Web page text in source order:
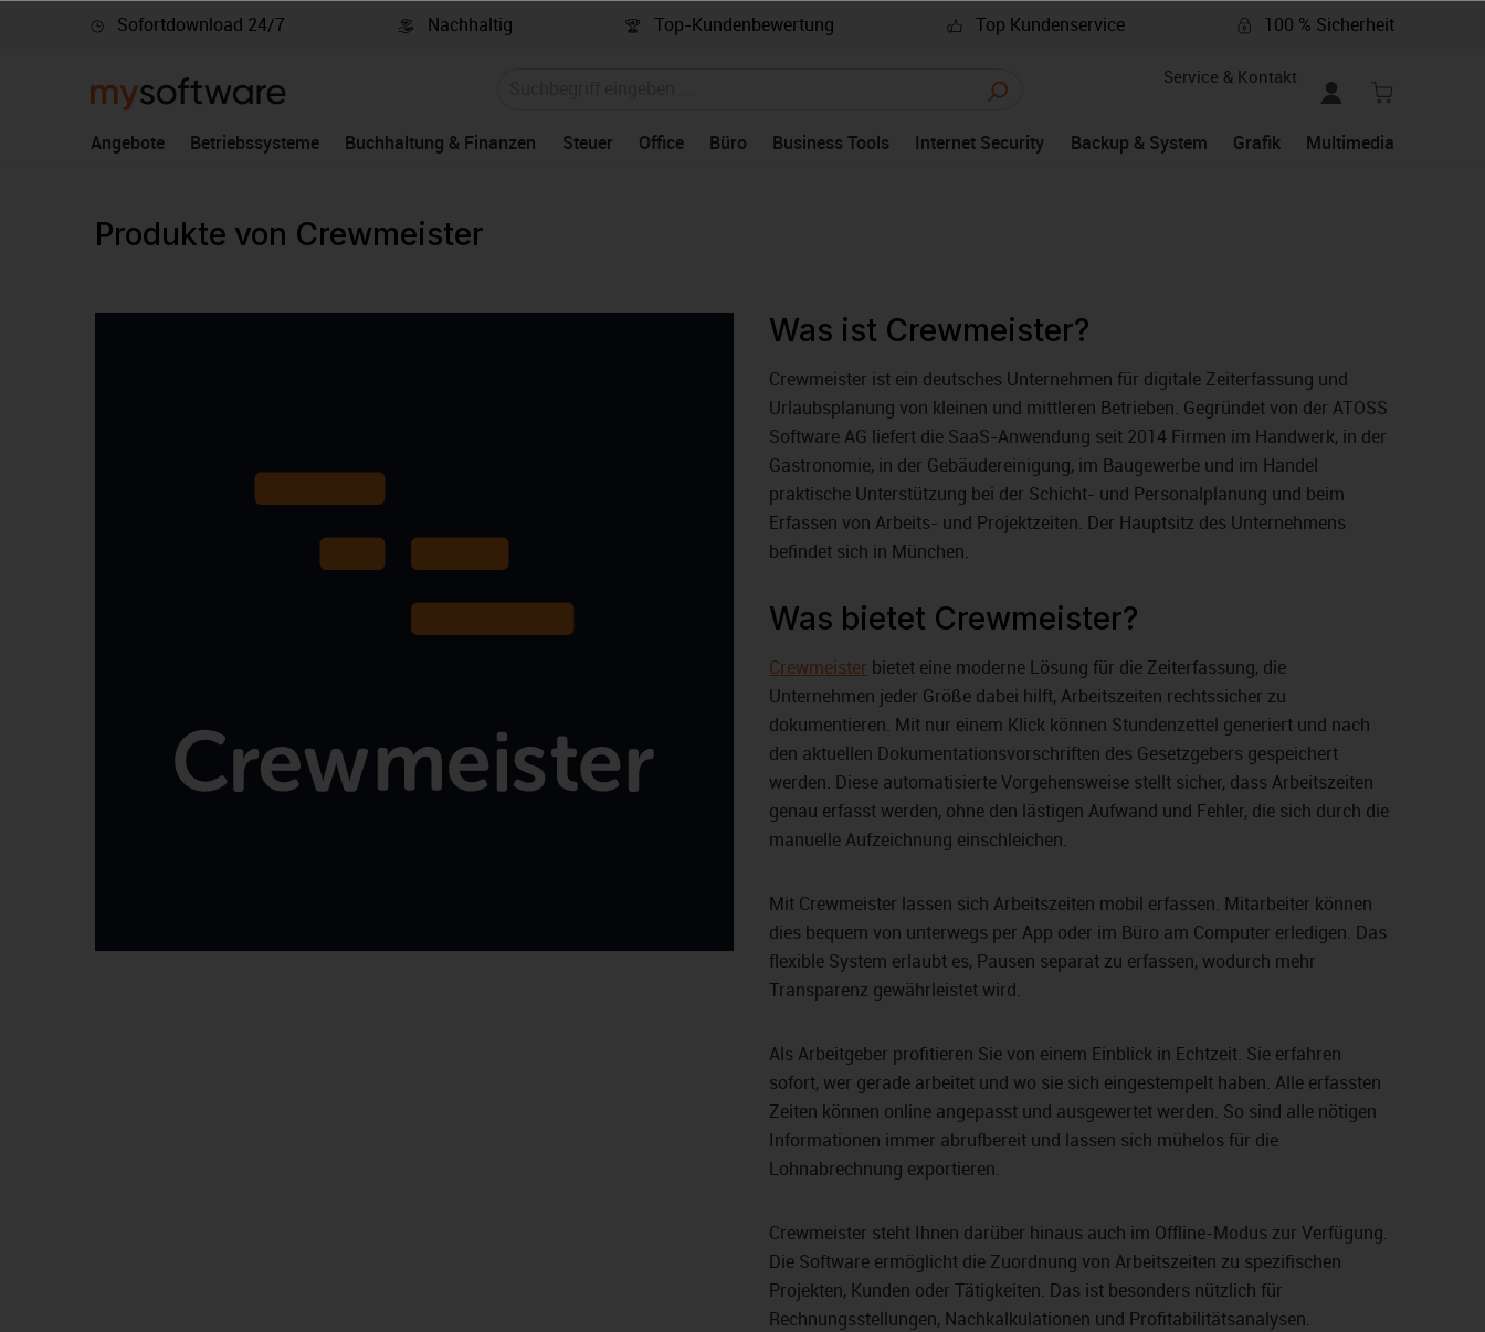
Zur Hauptnavigation springen
Sofortdownload 24/7 Nachhaltig Top-Kundenbewertung Top Kundenservice 100 % Sicherheit
Service & Kontakt
Angebote Betriebssysteme Buchhaltung & Finanzen Steuer Office Büro Business Tools Internet Security Backup & System Grafik Multimedia
Produkte von Crewmeister
Was ist Crewmeister?
Crewmeister ist ein deutsches Unternehmen für digitale Zeiterfassung und
Urlaubsplanung von kleinen und mittleren Betrieben. Gegründet von der ATOSS
Software AG liefert die SaaS-Anwendung seit 2014 Firmen im Handwerk, in der
Gastronomie, in der Gebäudereinigung, im Baugewerbe und im Handel
praktische Unterstützung bei der Schicht- und Personalplanung und beim
Erfassen von Arbeits- und Projektzeiten. Der Hauptsitz des Unternehmens
befindet sich in München.
Was bietet Crewmeister?
Crewmeister bietet eine moderne Lösung für die Zeiterfassung, die
Unternehmen jeder Größe dabei hilft, Arbeitszeiten rechtssicher zu
dokumentieren. Mit nur einem Klick können Stundenzettel generiert und nach
den aktuellen Dokumentationsvorschriften des Gesetzgebers gespeichert
werden. Diese automatisierte Vorgehensweise stellt sicher, dass Arbeitszeiten
genau erfasst werden, ohne den lästigen Aufwand und Fehler, die sich durch die
manuelle Aufzeichnung einschleichen.
Mit Crewmeister lassen sich Arbeitszeiten mobil erfassen. Mitarbeiter können
dies bequem von unterwegs per App oder im Büro am Computer erledigen. Das
flexible System erlaubt es, Pausen separat zu erfassen, wodurch mehr
Transparenz gewährleistet wird.
Als Arbeitgeber profitieren Sie von einem Einblick in Echtzeit. Sie erfahren
sofort, wer gerade arbeitet und wo sie sich eingestempelt haben. Alle erfassten
Zeiten können online angepasst und ausgewertet werden. So sind alle nötigen
Informationen immer abrufbereit und lassen sich mühelos für die
Lohnabrechnung exportieren.
Crewmeister steht Ihnen darüber hinaus auch im Offline-Modus zur Verfügung.
Die Software ermöglicht die Zuordnung von Arbeitszeiten zu spezifischen
Projekten, Kunden oder Tätigkeiten. Das ist besonders nützlich für
Rechnungsstellungen, Nachkalkulationen und Profitabilitätsanalysen.